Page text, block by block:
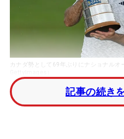
カナダ勢として69年ぶりにナショナルオ
PGAツアーの「RBCカナディ
記事の続き